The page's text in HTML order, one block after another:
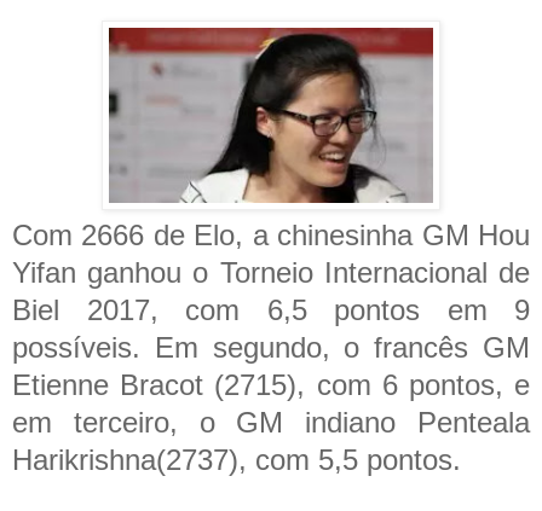
Com 2666 de Elo, a chinesinha GM Hou
Yifan ganhou o Torneio Internacional de
Biel 2017, com 6,5 pontos em 9
possíveis. Em segundo, o francês GM
Etienne Bracot (2715), com 6 pontos, e
em terceiro, o GM indiano Penteala
Harikrishna(2737), com 5,5 pontos.